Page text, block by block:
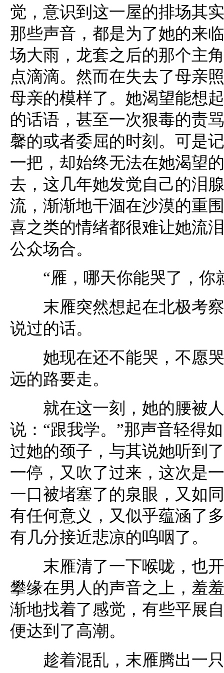
觉，意识到这一屋的排场其
那些声音，都是为了她的来
场大雨，龙套之后的那个主
点滴滴。然而在失去了母亲
母亲的模样了。她渴望能想
的话语，甚至一次狠毒的责
馨的或者委屈的时刻。可是
一把，却始终无法在她渴望
去，这几年她发觉自己的泪
流，渐渐地干涸在沙漠的重
喜之类的情绪都很难让她流
公众场合。
“雁，哪天你能哭了，你
末雁突然想起在北极考察
说过的话。
她现在还不能哭，不愿哭
远的路要走。
就在这一刻，她的腰被人
说：“跟我学。”那声音轻得
过她的颈子，与其说她听到
一停，又吹了过来，这次是
一口被堵塞了的泉眼，又如
有任何意义，又似乎蕴涵了
有几分接近悲凉的呜咽了。
末雁清了一下喉咙，也开
攀缘在男人的声音之上，羞
渐地找着了感觉，有些平展
便达到了高潮。
趁着混乱，末雁腾出一只